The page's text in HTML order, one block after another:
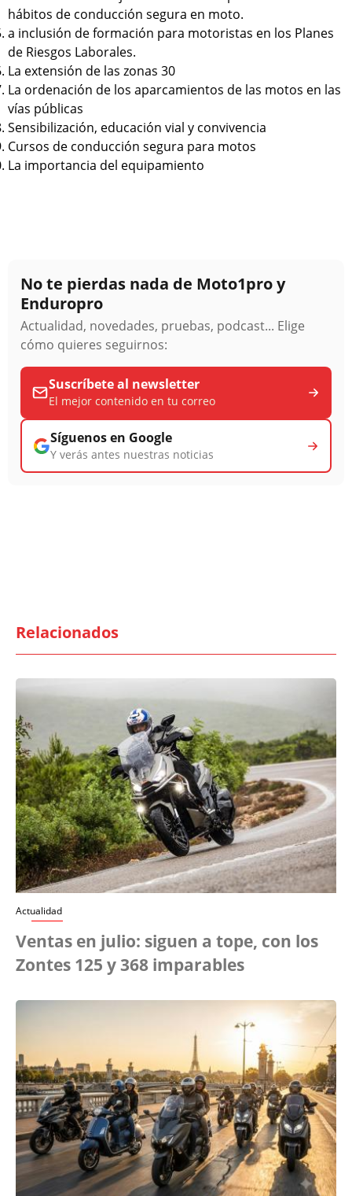
hábitos de conducción segura en moto.
a inclusión de formación para motoristas en los Planes
de Riesgos Laborales.
La extensión de las zonas 30
La ordenación de los aparcamientos de las motos en las
vías públicas
Sensibilización, educación vial y convivencia
Cursos de conducción segura para motos
La importancia del equipamiento
No te pierdas nada de Moto1pro y
Enduropro
Actualidad, novedades, pruebas, podcast... Elige
cómo quieres seguirnos:
Suscríbete al newsletter
El mejor contenido en tu correo
Síguenos en Google
Y verás antes nuestras noticias
Relacionados
Actualidad
Ventas en julio: siguen a tope, con los
Zontes 125 y 368 imparables